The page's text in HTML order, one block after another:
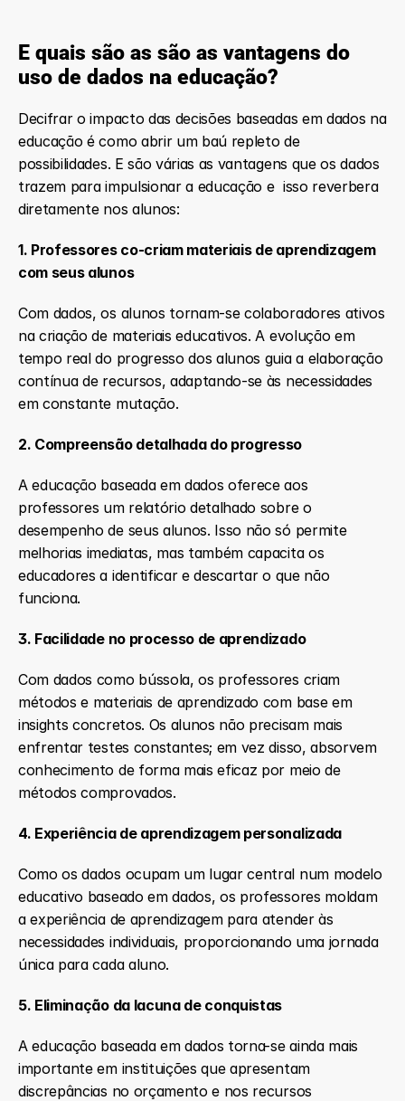
E quais são as são as vantagens do
uso de dados na educação?
Decifrar o impacto das decisões baseadas em dados na
educação é como abrir um baú repleto de
possibilidades. E são várias as vantagens que os dados
trazem para impulsionar a educação e  isso reverbera
diretamente nos alunos:
1. Professores co-criam materiais de aprendizagem
com seus alunos
Com dados, os alunos tornam-se colaboradores ativos
na criação de materiais educativos. A evolução em
tempo real do progresso dos alunos guia a elaboração
contínua de recursos, adaptando-se às necessidades
em constante mutação.
2. Compreensão detalhada do progresso
A educação baseada em dados oferece aos
professores um relatório detalhado sobre o
desempenho de seus alunos. Isso não só permite
melhorias imediatas, mas também capacita os
educadores a identificar e descartar o que não
funciona.
3. Facilidade no processo de aprendizado
Com dados como bússola, os professores criam
métodos e materiais de aprendizado com base em
insights concretos. Os alunos não precisam mais
enfrentar testes constantes; em vez disso, absorvem
conhecimento de forma mais eficaz por meio de
métodos comprovados.
4. Experiência de aprendizagem personalizada
Como os dados ocupam um lugar central num modelo
educativo baseado em dados, os professores moldam
a experiência de aprendizagem para atender às
necessidades individuais, proporcionando uma jornada
única para cada aluno.
5. Eliminação da lacuna de conquistas
A educação baseada em dados torna-se ainda mais
importante em instituições que apresentam
discrepâncias no orçamento e nos recursos